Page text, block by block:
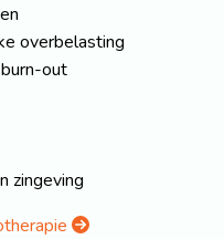
overbelasting
out
zingeving